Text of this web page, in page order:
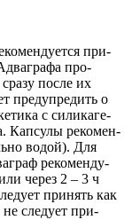
при­
про­
после их
пре­дупре­дить о
с сили­каге­
Кап­сулы рекомен­
водой). Для
рекомен­ду­
через 2 – 3 ч
при­нять как
не сле­дует при­